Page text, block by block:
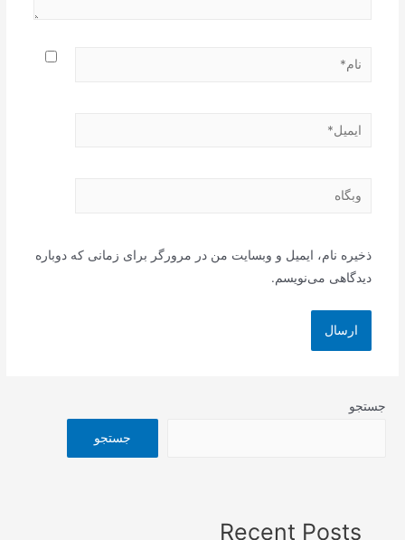
نام*
ایمیل*
وبگاه
ذخیره نام، ایمیل و وبسایت من در مرورگر برای زمانی که دوباره
دیدگاهی می‌نویسم.
جستجو
جستجو
Recent Posts